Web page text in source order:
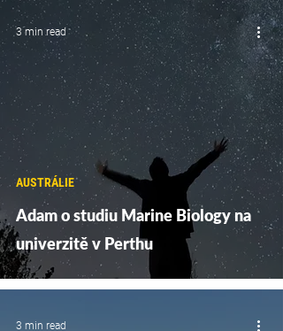
Adam o studiu Marine Biology na
univerzitě v Perthu
AUSTRÁLIE
3 min read
3 min read